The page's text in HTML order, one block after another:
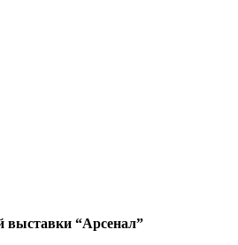
выставки “Арсенал”